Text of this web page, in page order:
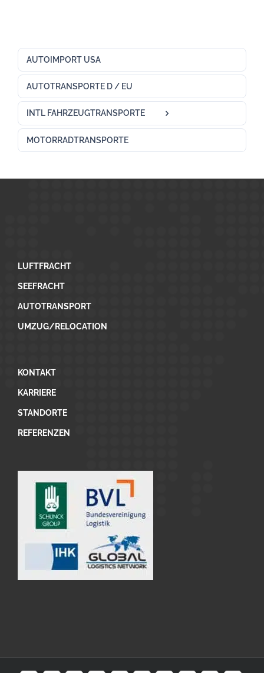
AUTOIMPORT USA
AUTOTRANSPORTE D / EU
INTL FAHRZEUGTRANSPORTE
MOTORRADTRANSPORTE
LUFTFRACHT
SEEFRACHT
AUTOTRANSPORT
UMZUG/RELOCATION
KONTAKT
KARRIERE
STANDORTE
REFERENZEN